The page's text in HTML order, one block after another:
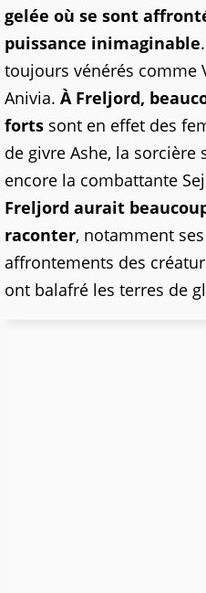
gelée où se sont
puissance inimaginable
toujours vénérés comme
Anivia. À Freljord,
forts sont en effet des
de givre Ashe, la
encore la combattante
Freljord aurait
raconter, notamment
affrontements des
ont balafré les terres de